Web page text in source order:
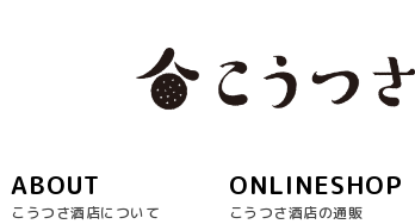
ABOUT
こうつさ酒店について
ONLINESHOP
こうつさ酒店の通販